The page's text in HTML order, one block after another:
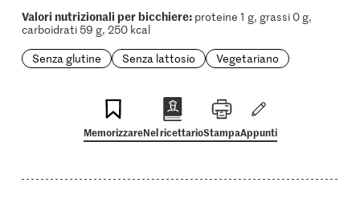
Valori nutrizionali per bicchiere:proteine 1 g, grassi 0 g,
carboidrati 59 g, 250 kcal
Senza glutine
Senza lattosio Vegetariano
MemorizzareNel ricettarioStampaAppunti